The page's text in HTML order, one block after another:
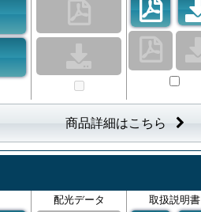
商品詳細はこちら
配光データ 取扱説明書